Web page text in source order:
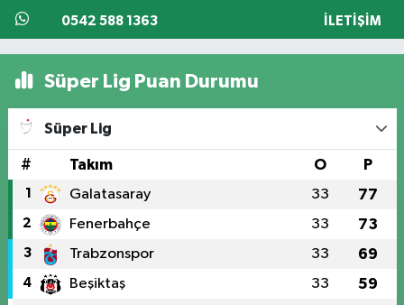
0542 588 1363 İLETIŞIM
Süper Lig Puan Durumu
Süper Lig
# Takım O P
1 Galatasaray 33 77
2 Fenerbahçe 33 73
3 Trabzonspor 33 69
4 Beşiktaş 33 59